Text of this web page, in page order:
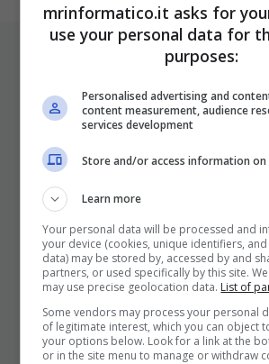
ULTIMI ARTICOLI
I Pro E I Contro Di Una
Che Punta A Cambiare Il
Per Sempre
25 Novembre 2025
mrinformatico.it asks for
use your personal data for
purposes:
Personalised advertising and
content measurement, audience
services development
Store and/or access information on
Learn more
Your personal data will be processed and
your device (cookies, unique identifiers,
data) may be stored by, accessed by and
partners, or used specifically by this site.
may use precise geolocation data. List of
Some vendors may process your personal
of legitimate interest, which you can object
your options below. Look for a link at the
or in the site menu to manage or withdraw